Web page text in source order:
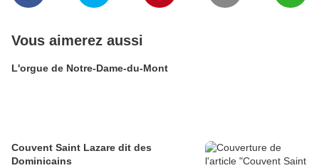
Vous aimerez aussi
L'orgue de Notre-Dame-du-Mont
Couvent Saint Lazare dit des
Dominicains